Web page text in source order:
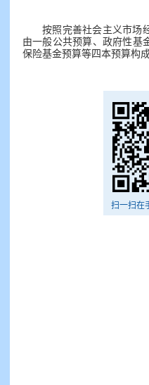
按照完善社会主义市场
由一般公共预算、政府性基
保险基金预算等四本预算构
扫一扫在